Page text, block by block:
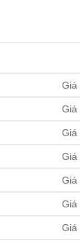
Giá
Giá
Giá
Giá
Giá
Giá
Giá